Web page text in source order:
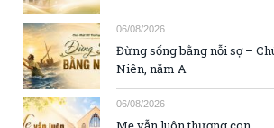
06/08/2026
Đừng sống bằng nỗi sợ –
Niên, năm A
06/08/2026